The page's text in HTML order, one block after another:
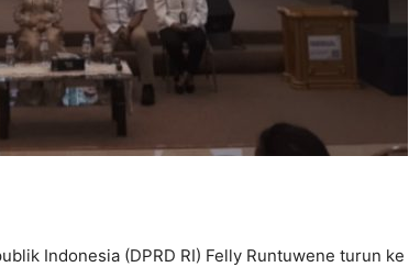
Indonesia (DPRD RI) Felly Runtuwene turun ke